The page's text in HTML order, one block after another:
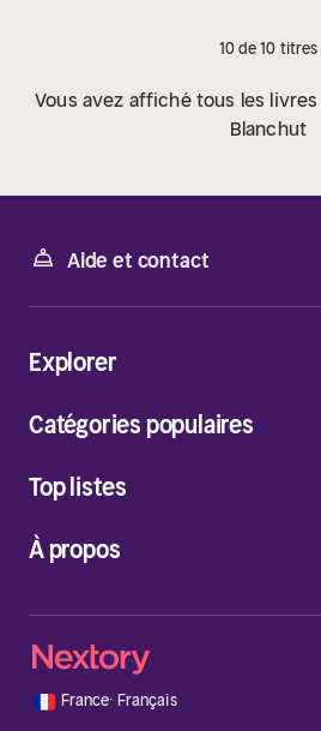
10 de 10 titres
Vous avez affiché tous les
Blanchut
Aide et contact
À propos
Explorer
Catégories populaires
Top listes
🇫🇷 France· Français